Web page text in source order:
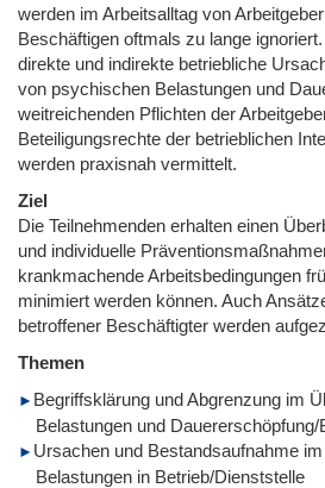
werden im Arbeitsalltag von
Beschäftigen oftmals zu lange
direkte und indirekte betriebliche
von psychischen Belastungen und
weitreichenden Pflichten der
Beteiligungsrechte der betrieblichen
werden praxisnah vermittelt.
Ziel
Die Teilnehmenden erhalten einen
und individuelle
krankmachende Arbeitsbedingungen
minimiert werden können. Auch
betroffener Beschäftigter werden
Themen
Begriffsklärung und Abgrenzung im
Belastungen und Dauererschöpfung/
Ursachen und Bestandsaufnahme
Belastungen in Betrieb/Dienststelle